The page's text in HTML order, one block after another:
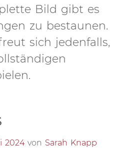
Bild gibt es
zu bestaunen.
sich jedenfalls,
2024von Sarah Knapp